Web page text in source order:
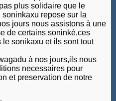
plus solidaire que le
repose sur la
jours nous assistons à une
de certains soninké,ces
sonikaxu et ils sont tout
à nos jours,ils nous
necessaires pour
et preservation de notre